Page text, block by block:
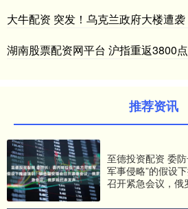
大牛配资 突发！乌克兰政府大楼遭袭
湖南股票配资网平台 沪指重返3800点
推荐资讯
至德投资配资 委
军事侵略”的假设
召开紧急会议，俄